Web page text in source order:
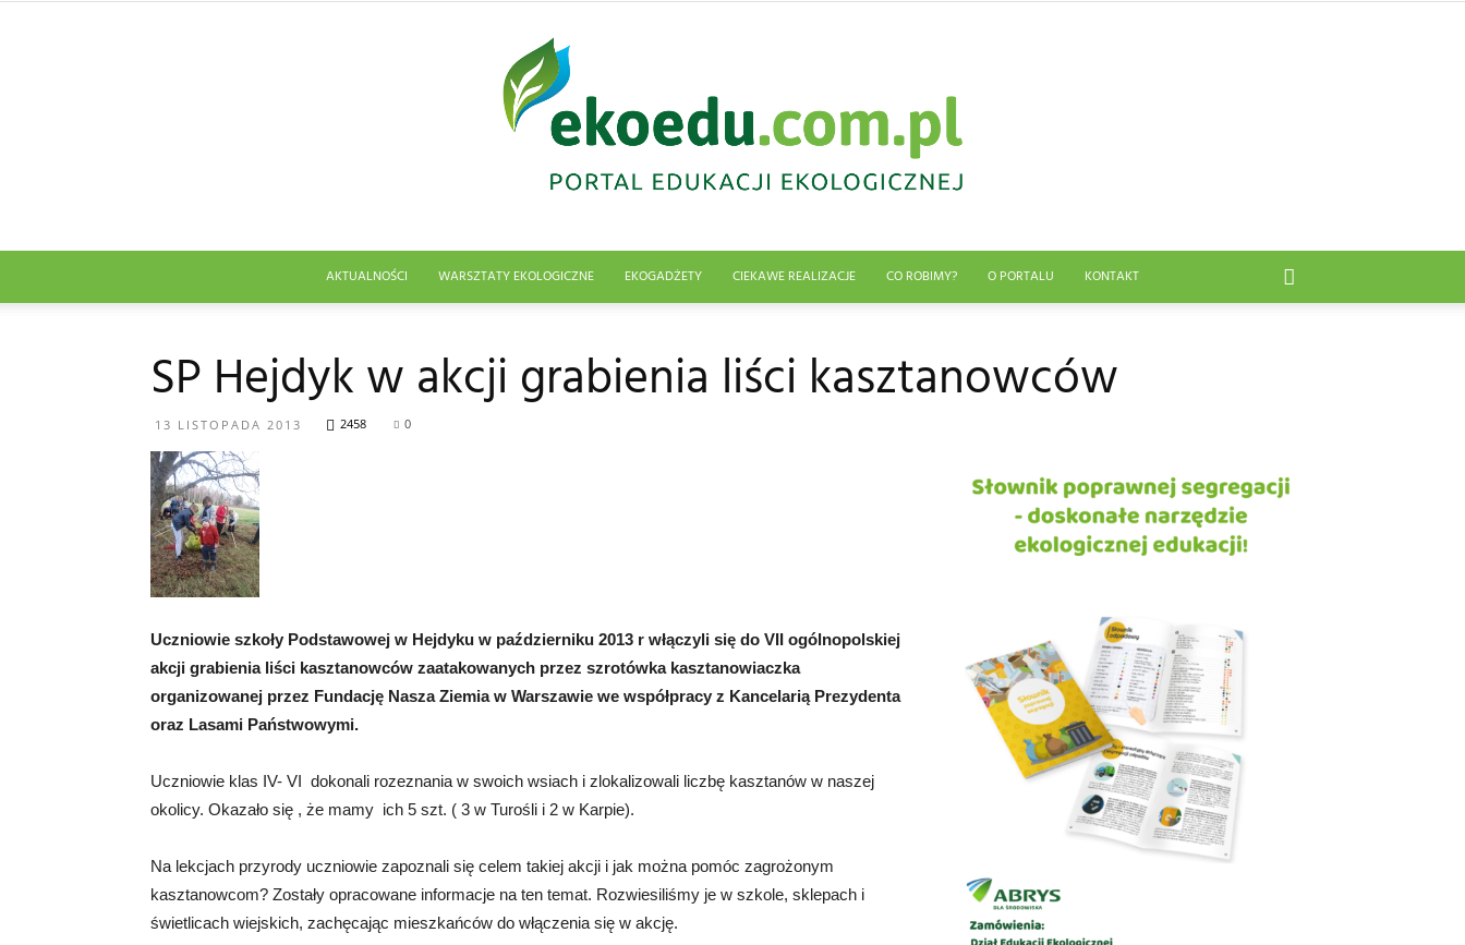
AKTUALNOŚCI WARSZTATY EKOLOGICZNE EKOGADŻETY CIEKAWE REALIZACJE CO ROBIMY? O PORTALU KONTAKT
SP Hejdyk w akcji grabienia liści kasztanowców
13 LISTOPADA 2013 2458 0
Uczniowie szkoły Podstawowej w Hejdyku w październiku 2013 r włączyli się do VII ogólnopolskiej
akcji grabienia liści kasztanowców zaatakowanych przez szrotówka kasztanowiaczka
organizowanej przez Fundację Nasza Ziemia w Warszawie we współpracy z Kancelarią Prezydenta
oraz Lasami Państwowymi.
Uczniowie klas IV- VI dokonali rozeznania w swoich wsiach i zlokalizowali liczbę kasztanów w naszej
okolicy. Okazało się , że mamy ich 5 szt. ( 3 w Turośli i 2 w Karpie).
Na lekcjach przyrody uczniowie zapoznali się celem takiej akcji i jak można pomóc zagrożonym
kasztanowcom? Zostały opracowane informacje na ten temat. Rozwiesiliśmy je w szkole, sklepach i
świetlicach wiejskich, zachęcając mieszkańców do włączenia się w akcję.